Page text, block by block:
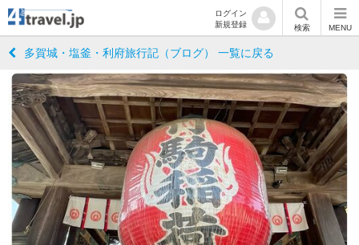
ログイン
新規登録
検索 MENU
多賀城・塩釜・利府旅行記（ブログ） 一覧に戻る